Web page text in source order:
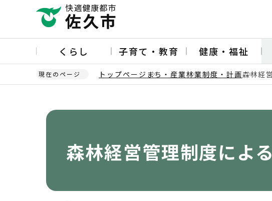
ー
の
くらし 子育て・教育 健康・福祉
現在のページ トップページ まち・産業林業制度・計画森林経
森林経営管理制度によ